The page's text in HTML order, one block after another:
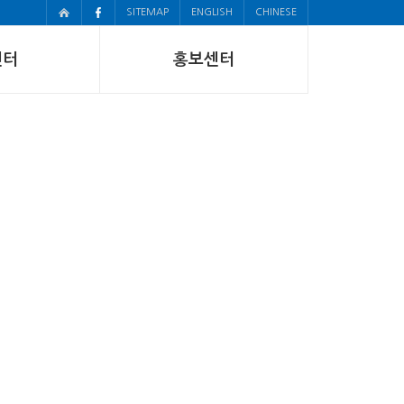
SITEMAP ENGLISH CHINESE
터 홍보센터